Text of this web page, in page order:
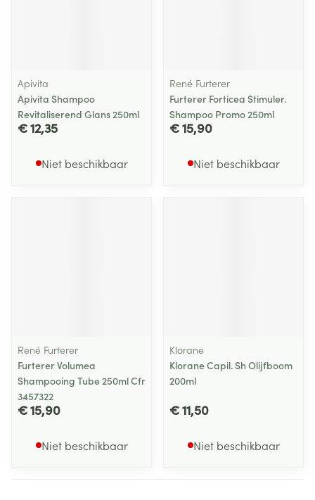
Apivita
Apivita Shampoo
Revitaliserend Glans 250ml
€ 12,35
Niet beschikbaar
René Furterer
Furterer Forticea Stimuler.
Shampoo Promo 250ml
€ 15,90
Niet beschikbaar
René Furterer
Furterer Volumea
Shampooing Tube 250ml Cfr
3457322
€ 15,90
Niet beschikbaar
Klorane
Klorane Capil. Sh Olijfboom
200ml
€ 11,50
Niet beschikbaar